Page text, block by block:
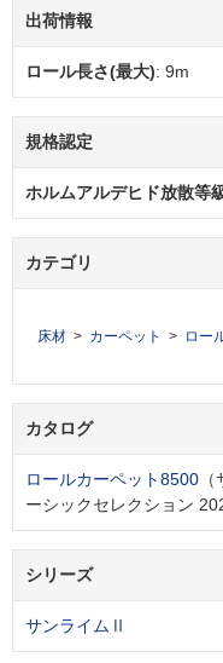
出荷情報
ロール長さ(最大): 9m
規格認定
ホルムアルデヒド放散等
カテゴリ
床材 カーペット ロー
カタログ
ロールカーペット8500
ーシックセレクション
シリーズ
サンライムⅡ